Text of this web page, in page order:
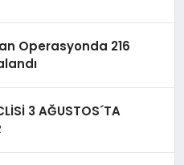
Operasyonda 216
3 AĞUSTOS´TA